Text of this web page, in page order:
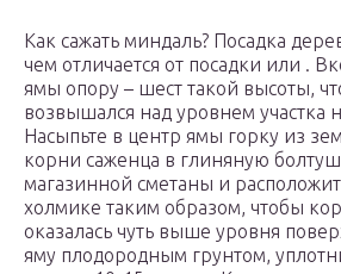
Как сажать миндаль? Посадка
чем отличается от посадки или .
ямы опору – шест такой высоты,
возвышался над уровнем участка
Насыпьте в центр ямы горку из
корни саженца в глиняную
магазинной сметаны и
холмике таким образом, чтобы
оказалась чуть выше уровня
яму плодородным грунтом,